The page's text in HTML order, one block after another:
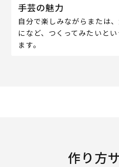
手芸の魅力
自分で楽しみながらまたは
になど、つくってみたいと
ます。
作り方